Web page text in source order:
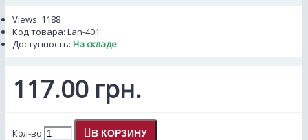
Views: 1188
Код товара: Lan-401
Доступность: На складе
117.00 грн.
Кол-во В КОРЗИНУ